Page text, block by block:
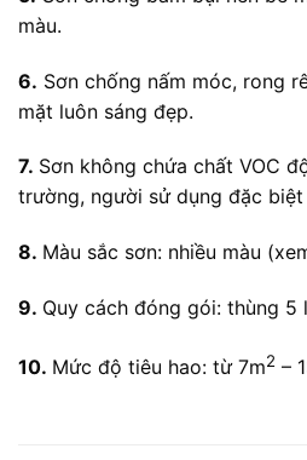
màu.
6. Sơn chống nấm móc, rong
mặt luôn sáng đẹp.
7. Sơn không chứa chất VOC
trường, người sử dụng đặc
8. Màu sắc sơn: nhiều màu
9. Quy cách đóng gói: thùng 5
10. Mức độ tiêu hao: từ 7m2 –